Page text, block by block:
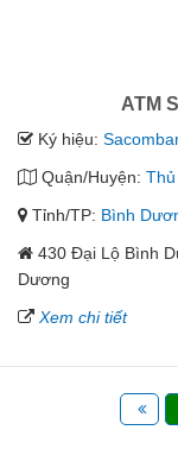
ATM
Ký hiệu:
Quận/Huyện:
Tỉnh/TP: Bình
430 Đại Lộ Bình
Dương
Xem chi tiết